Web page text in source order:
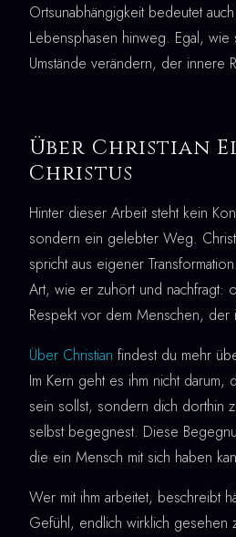
Ortsunabhängigkeit bedeutet
Lebensphasen hinweg. Egal,
Umstände verändern, der innere
Über Christian
Christus
Hinter dieser Arbeit steht kein
sondern ein gelebter Weg.
spricht aus eigener
Art, wie er zuhört und nachfragt:
Respekt vor dem Menschen, der
Über Christian findest du mehr
Im Kern geht es ihm nicht
sein sollst, sondern dich dorthin
selbst begegnest. Diese
die ein Mensch mit sich haben
Wer mit ihm arbeitet, beschreibt
Gefühl, endlich wirklich gesehen